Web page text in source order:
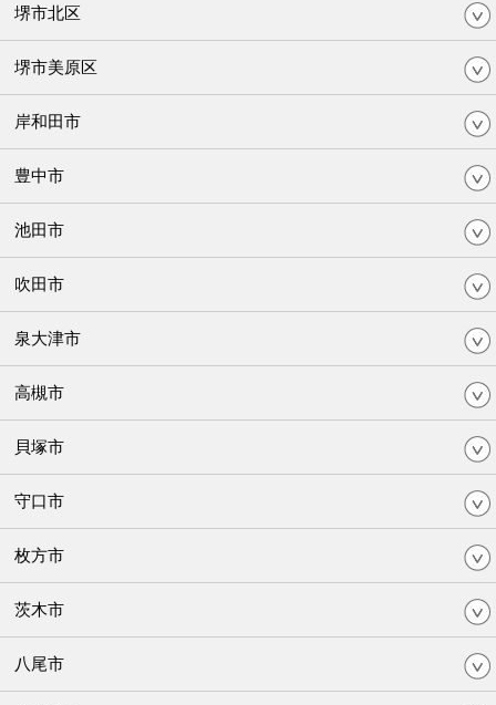
堺市北区
堺市美原区
岸和田市
豊中市
池田市
吹田市
泉大津市
高槻市
貝塚市
守口市
枚方市
茨木市
八尾市